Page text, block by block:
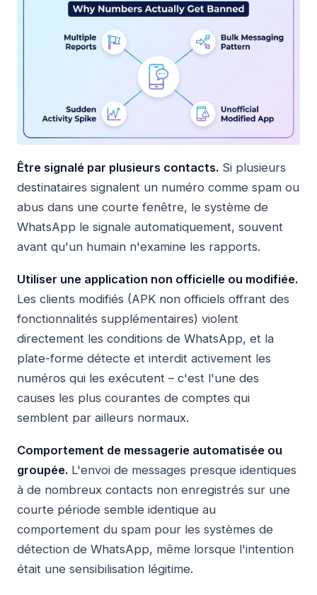
Être signalé par plusieurs contacts. Si plusieurs
destinataires signalent un numéro comme spam ou
abus dans une courte fenêtre, le système de
WhatsApp le signale automatiquement, souvent
avant qu'un humain n'examine les rapports.
Utiliser une application non officielle ou modifiée.
Les clients modifiés (APK non officiels offrant des
fonctionnalités supplémentaires) violent
directement les conditions de WhatsApp, et la
plate-forme détecte et interdit activement les
numéros qui les exécutent – ​​c'est l'une des
causes les plus courantes de comptes qui
semblent par ailleurs normaux.
Comportement de messagerie automatisée ou
groupée. L'envoi de messages presque identiques
à de nombreux contacts non enregistrés sur une
courte période semble identique au
comportement du spam pour les systèmes de
détection de WhatsApp, même lorsque l'intention
était une sensibilisation légitime.